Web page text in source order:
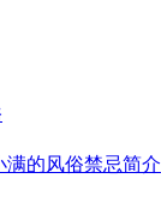
满的风俗禁忌简介